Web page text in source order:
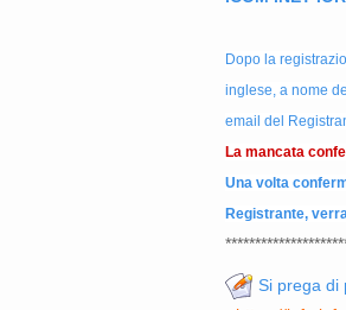
Dopo la
inglese, a nome
email del
La mancata
Una volta
Registrante,
Si prega di